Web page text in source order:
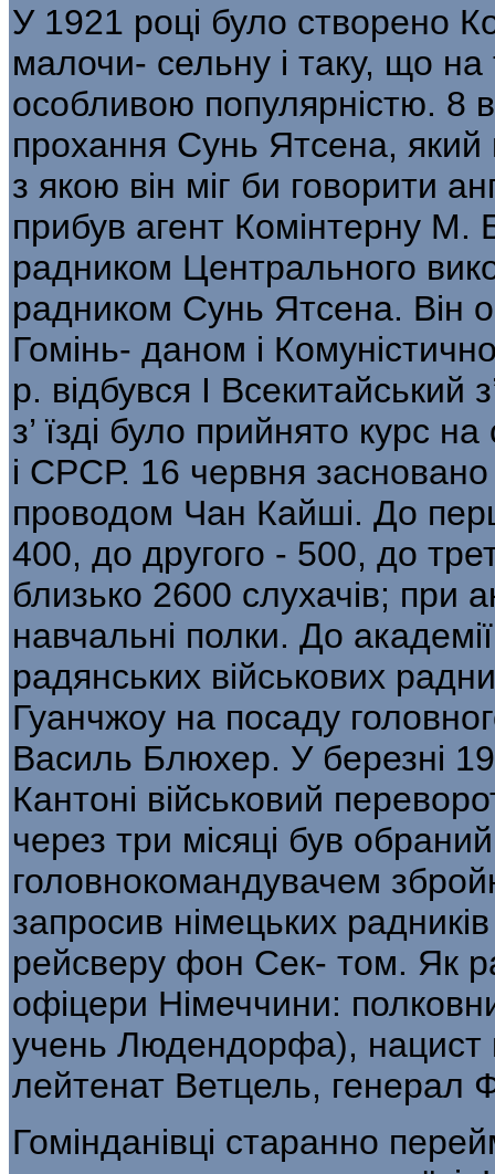
У 1921 році було створено
малочи- сельну і таку, що
особливою популяр­ністю. 8
прохання Сунь Ятсена,
з якою він міг би говорити
прибув агент Комінтерну М.
радником Центрального
радником Сунь Ятсена. Він
Гомінь- даном і
р. відбувся І Всекитайський
з’ їзді було прийнято курс
і СРСР. 16 червня
проводом Чан Кайші. До
400, до другого - 500, до
близько 2600 слухачів; при
навчальні полки. До
радянських військових
Гуанчжоу на посаду
Василь Блюхер. У березні
Кантоні військовий
через три місяці був
головнокомандувачем
запросив німецьких
рейсверу фон Сек- том. Як
офіцери Німеччини:
учень Людендорфа), нацист
лейтенат Ветцель, генерал
Гомінданівці старанно